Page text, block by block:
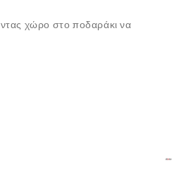
χώρο στο ποδαράκι να